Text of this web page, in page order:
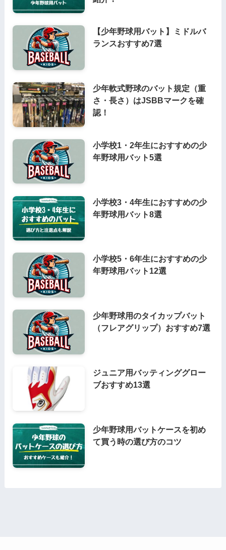
【少年野球用バット】ミドルバ
ランスおすすめ7選
少年軟式野球のバット規定（重
さ・長さ）はJSBBマークを確
認！
小学校1・2年生におすすめの少
年野球用バット5選
小学校3・4年生におすすめの少
年野球用バット8選
小学校5・6年生におすすめの少
年野球用バット12選
少年野球用のタイカップバット
（フレアグリップ）おすすめ7選
ジュニア用バッティンググロー
ブおすすめ13選
少年野球用バットケースを初め
て買う時の選び方のコツ